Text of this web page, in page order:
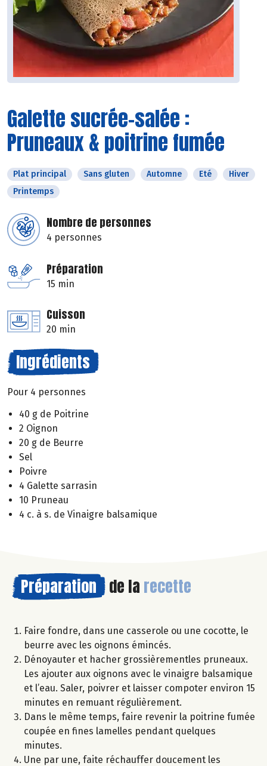
Galette sucrée-salée :
Pruneaux & poitrine fumée
Plat principal Sans gluten Automne Eté
Hiver
Printemps
Nombre de personnes
4 personnes
Préparation
15 min
Cuisson
20 min
Ingrédients
Pour 4 personnes
40 g de Poitrine
2 Oignon
20 g de Beurre
Sel
Poivre
4 Galette sarrasin
10 Pruneau
4 c. à s. de Vinaigre balsamique
Préparation de la recette
Faire fondre, dans une casserole ou une cocotte, le
beurre avec les oignons émincés.
Dénoyauter et hacher grossièrementles pruneaux.
Les ajouter aux oignons avec le vinaigre balsamique
et l’eau. Saler, poivrer et laisser compoter environ 15
minutes en remuant régulièrement.
Dans le même temps, faire revenir la poitrine fumée
coupée en fines lamelles pendant quelques
minutes.
Une par une, faite réchauffer doucement les